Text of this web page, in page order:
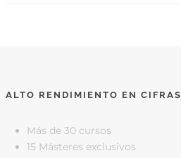
ALTO RENDIMIENTO EN CIFRAS
Más de 30 cursos
15 Másteres exclusivos